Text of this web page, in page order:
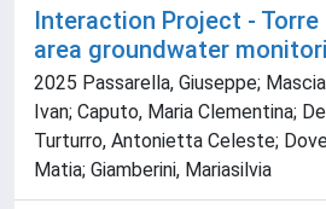
Interaction Project -
area groundwater
2025 Passarella, Giuseppe;
Ivan; Caputo, Maria Clementina;
Turturro, Antonietta Celeste;
Matia; Giamberini, Mariasilvia